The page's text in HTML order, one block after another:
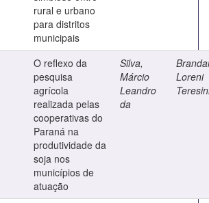
rural e urbano
para distritos
municipais
O reflexo da
pesquisa
agrícola
realizada pelas
cooperativas do
Paraná na
produtividade da
soja nos
municípios de
atuação
Silva,
Márcio
Leandro
da
Loreni